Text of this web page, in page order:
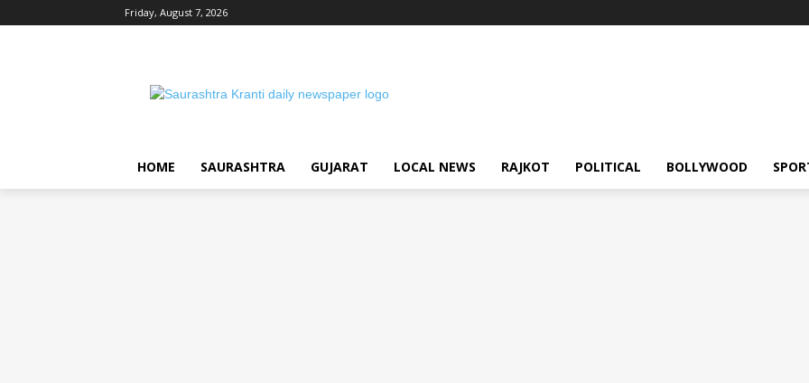
Friday, August 7, 2026
HOME SAURASHTRA GUJARAT LOCAL NEWS RAJKOT POLITICAL BOLLYWOOD